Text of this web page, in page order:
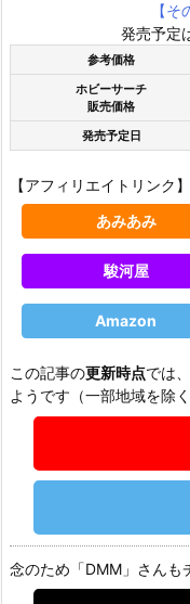
【
発売予定
参考価格
ホビーサーチ
販売価格
発売予定日
【アフィリエイトリンク
あみあみ
駿河屋
Amazon
この記事の更新時点では
ようです（一部地域を除く
念のため「DMM」さんも